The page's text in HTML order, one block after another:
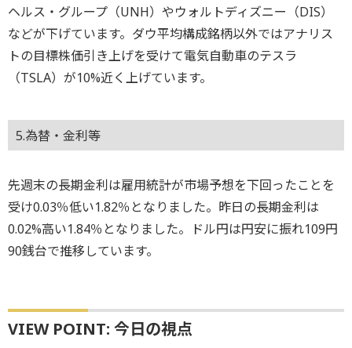
ヘルス・グループ（UNH）やウォルトディズニー（DIS）
などが下げています。ダウ平均構成銘柄以外ではアナリス
トの目標株価引き上げを受けて電気自動車のテスラ
（TSLA）が10%近く上げています。
5.為替・金利等
先週末の長期金利は雇用統計が市場予想を下回ったことを
受け0.03％低い1.82％となりました。昨日の長期金利は
0.02%高い1.84％となりました。ドル円は円安に振れ109円
90銭台で推移しています。
VIEW POINT: 今日の視点